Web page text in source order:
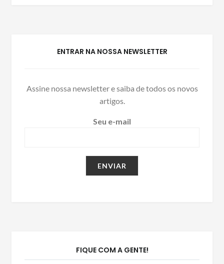
ENTRAR NA NOSSA NEWSLETTER
Assine nossa newsletter e saiba de todos os novos
artigos.
Seu e-mail
FIQUE COM A GENTE!